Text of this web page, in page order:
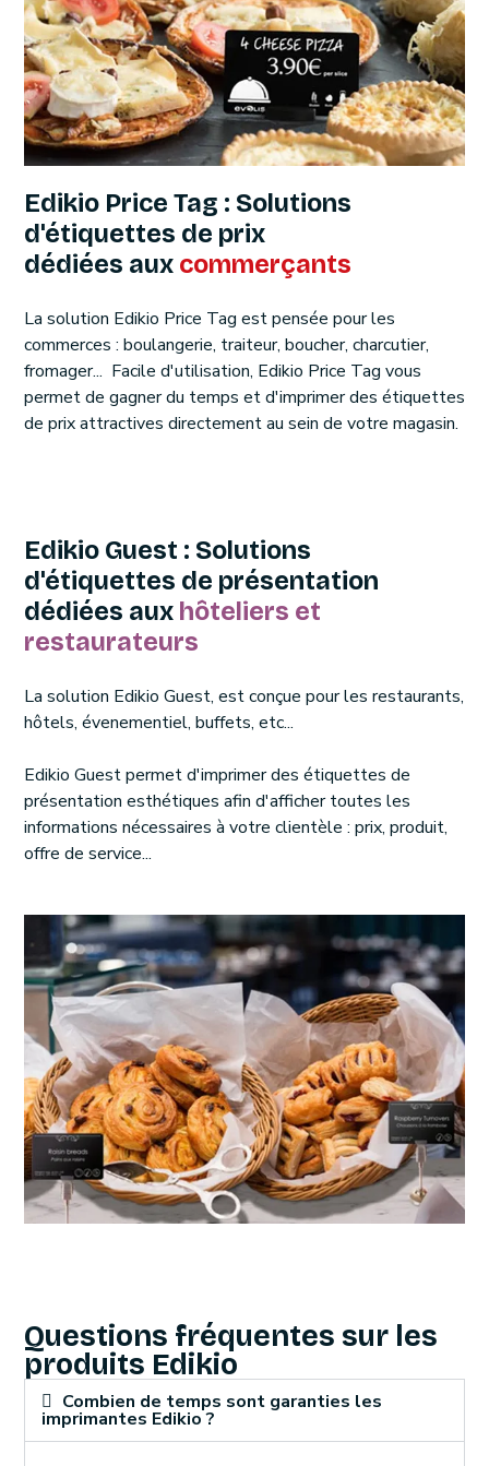
Edikio Price Tag : Solutions
d'étiquettes de prix
dédiées aux commerçants
La solution Edikio Price Tag est pensée pour les
commerces : boulangerie, traiteur, boucher, charcutier,
fromager... Facile d'utilisation, Edikio Price Tag vous
permet de gagner du temps et d'imprimer des étiquettes
de prix attractives directement au sein de votre magasin.
Edikio Guest : Solutions
d'étiquettes de présentation
dédiées aux hôteliers et
restaurateurs
La solution Edikio Guest, est conçue pour les restaurants,
hôtels, évenementiel, buffets, etc...
Edikio Guest permet d'imprimer des étiquettes de
présentation esthétiques afin d'afficher toutes les
informations nécessaires à votre clientèle : prix, produit,
offre de service...
Questions fréquentes sur les
produits Edikio
Combien de temps sont garanties les
imprimantes Edikio ?